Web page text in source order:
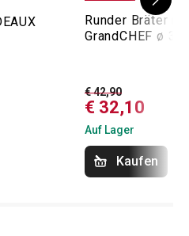
Runder Bräter
GrandCHEF ø
€ 42,90
€ 32,10
Auf Lager
Kaufen